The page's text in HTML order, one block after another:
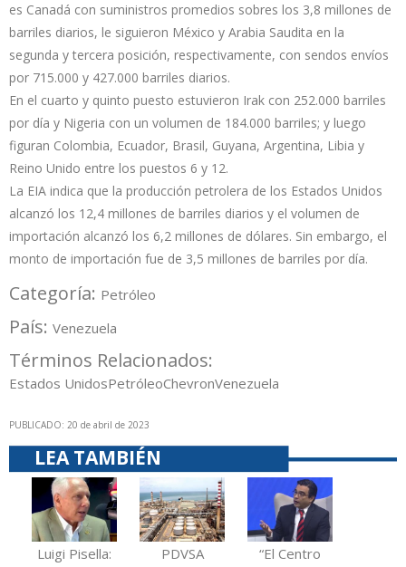
es Canadá con suministros promedios sobres los 3,8 millones de
barriles diarios, le siguieron México y Arabia Saudita en la
segunda y tercera posición, respectivamente, con sendos envíos
por 715.000 y 427.000 barriles diarios.
En el cuarto y quinto puesto estuvieron Irak con 252.000 barriles
por día y Nigeria con un volumen de 184.000 barriles; y luego
figuran Colombia, Ecuador, Brasil, Guyana, Argentina, Libia y
Reino Unido entre los puestos 6 y 12.
La EIA indica que la producción petrolera de los Estados Unidos
alcanzó los 12,4 millones de barriles diarios y el volumen de
importación alcanzó los 6,2 millones de dólares. Sin embargo, el
monto de importación fue de 3,5 millones de barriles por día.
Categoría: Petróleo
País: Venezuela
Términos Relacionados:
Estados UnidosPetróleoChevronVenezuela
PUBLICADO: 20 de abril de 2023
LEA TAMBIÉN
Luigi Pisella:
PDVSA
“El Centro